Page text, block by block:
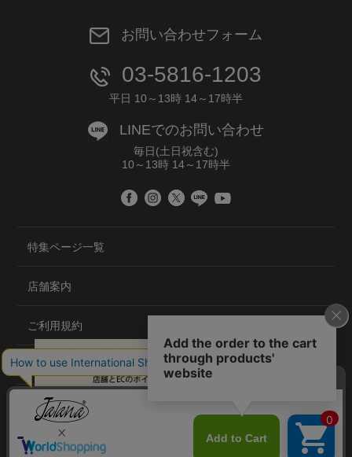
お問い合わせフォーム
03-5816-1203
平日 10～13時 14～17時半
LINEでのお問い合わせ
毎日(土日祝含む)
10～13時 14～17時半
特集ページ一覧
店舗案内
ご利用規約
プライバシーポリシー
特定商取引法について
会社概要